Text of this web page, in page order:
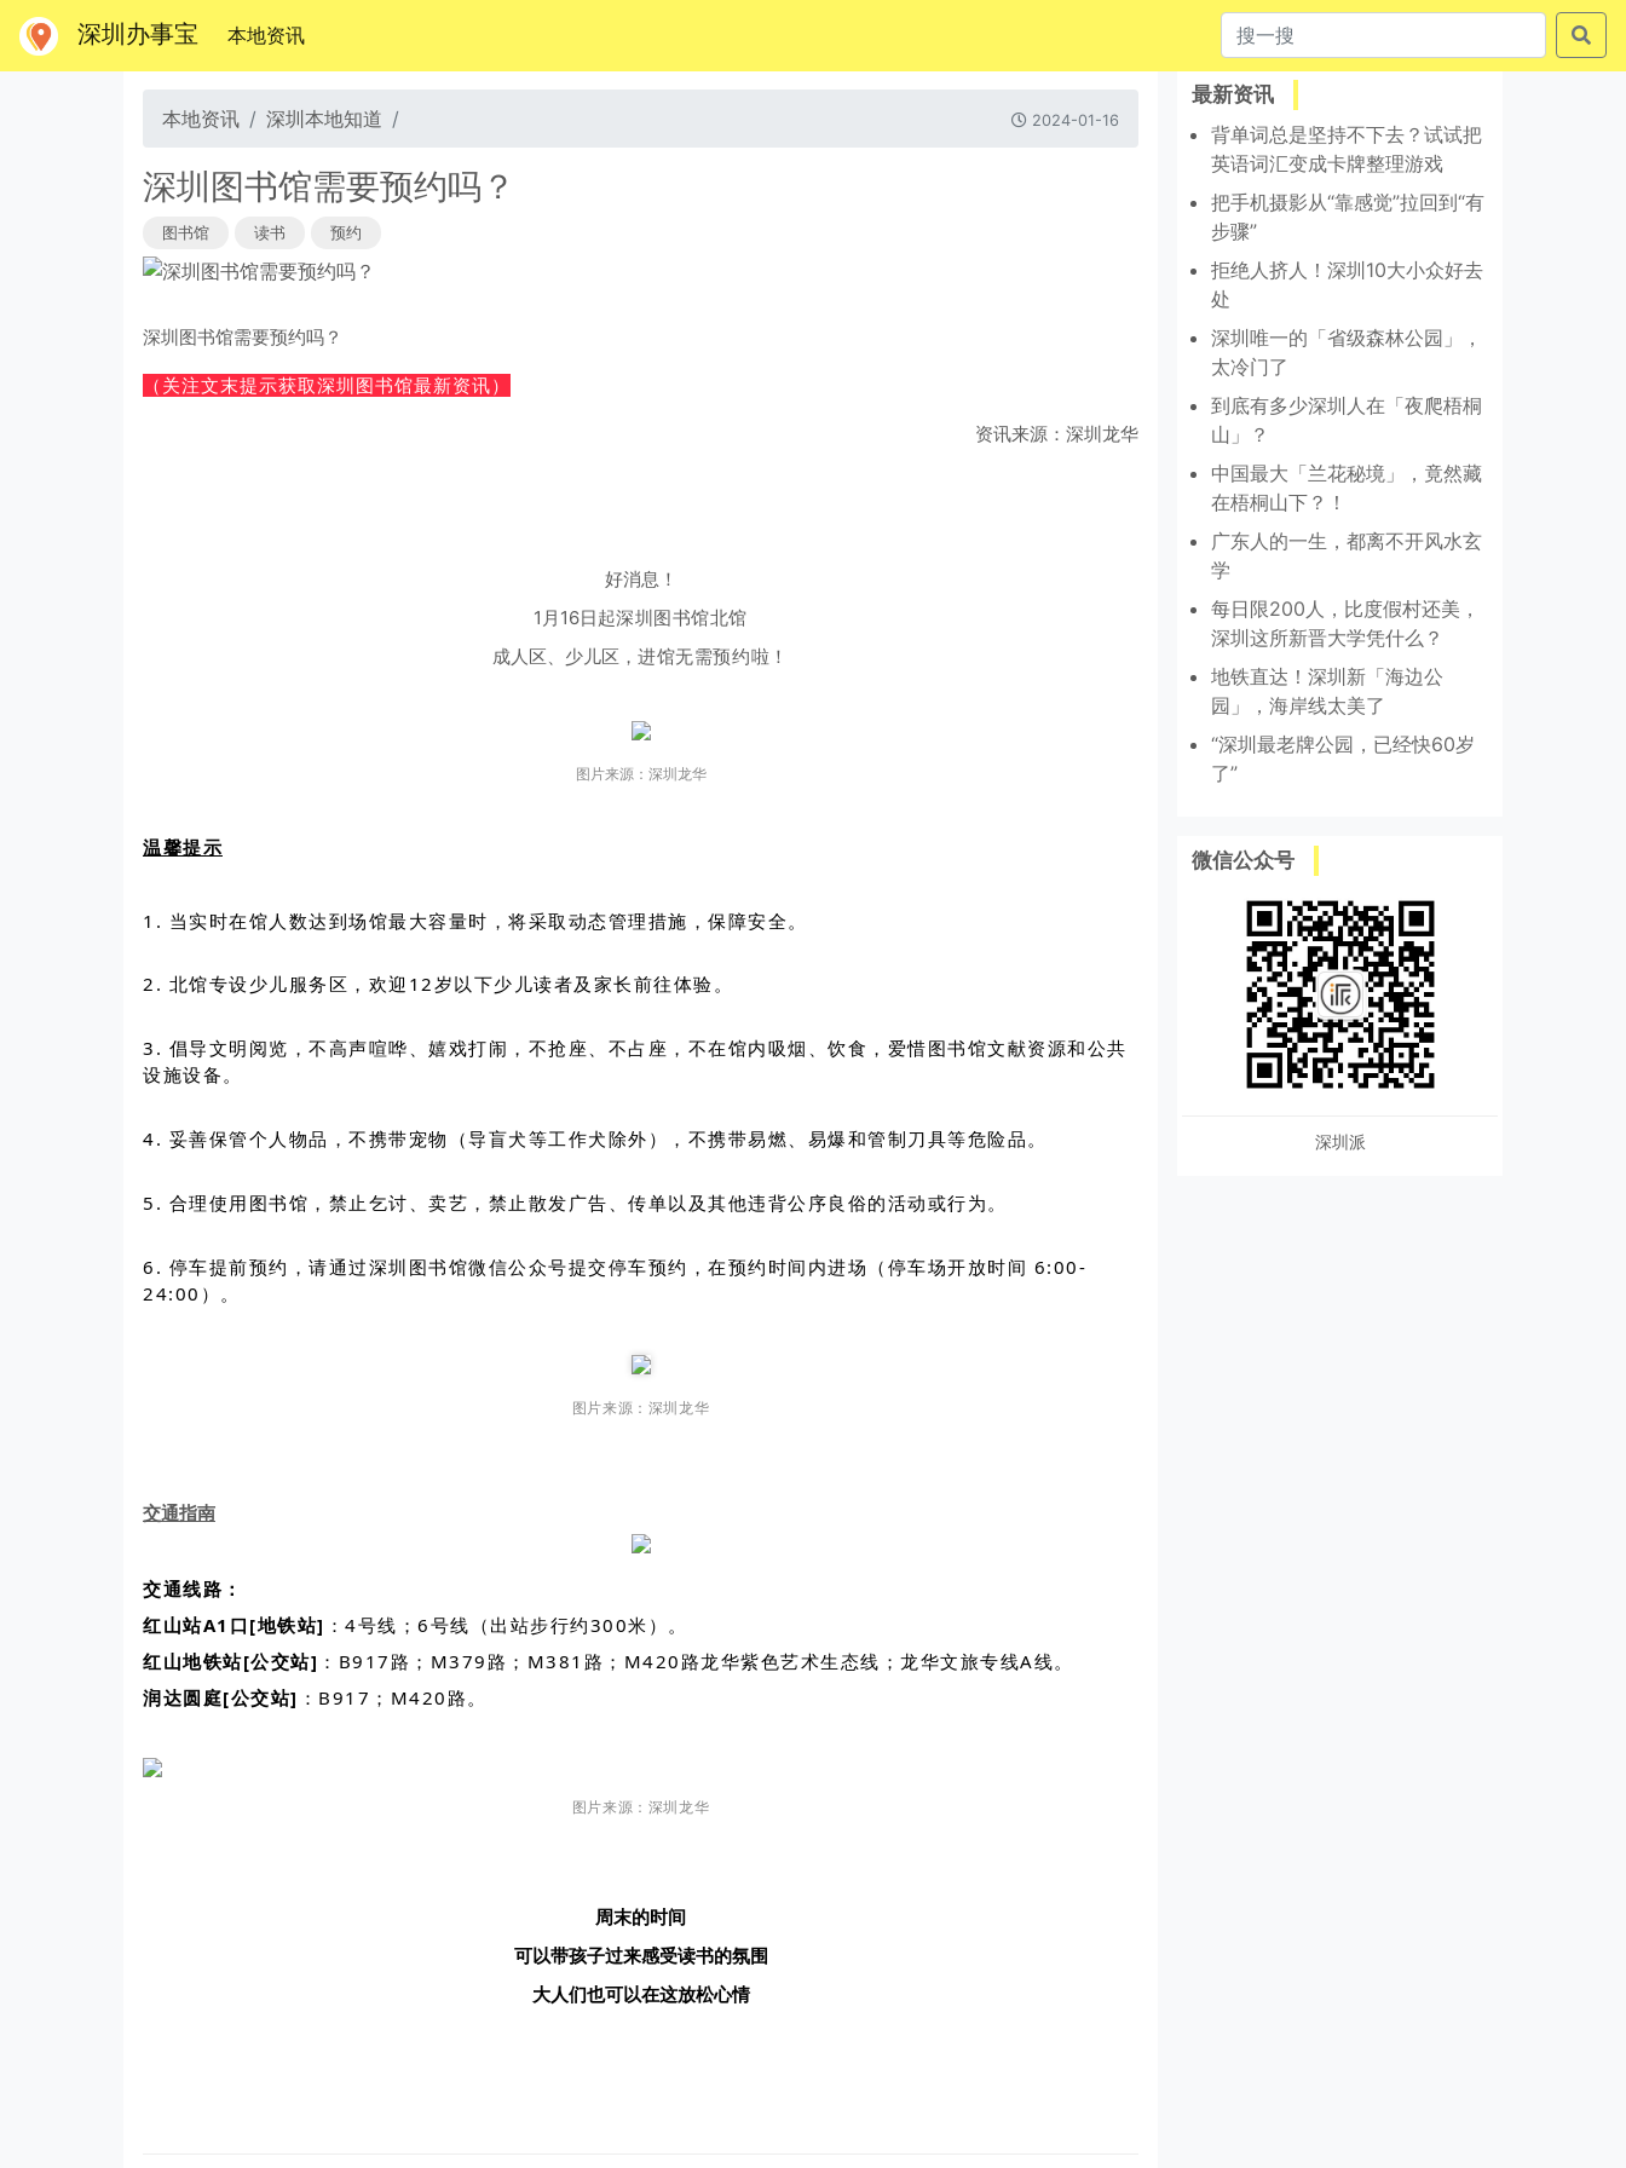
深圳办事宝 本地资讯(当前)
本地资讯 深圳本地知道 2024-01-16
深圳图书馆需要预约吗？
图书馆 读书 预约
深圳图书馆需要预约吗？
（关注文末提示获取深圳图书馆最新资讯）
资讯来源：深圳龙华
好消息！
1月16日起深圳图书馆北馆
成人区、少儿区，进馆无需预约啦！
图片来源：深圳龙华
温馨提示
1. 当实时在馆人数达到场馆最大容量时，将采取动态管理措施，保障安全。
2. 北馆专设少儿服务区，欢迎12岁以下少儿读者及家长前往体验。
3. 倡导文明阅览，不高声喧哗、嬉戏打闹，不抢座、不占座，不在馆内吸烟、饮食，爱惜图书馆文献资源和公共
设施设备。
4. 妥善保管个人物品，不携带宠物（导盲犬等工作犬除外），不携带易燃、易爆和管制刀具等危险品。
5. 合理使用图书馆，禁止乞讨、卖艺，禁止散发广告、传单以及其他违背公序良俗的活动或行为。
6. 停车提前预约，请通过深圳图书馆微信公众号提交停车预约，在预约时间内进场（停车场开放时间 6:00-
24:00）。
图片来源：深圳龙华
交通指南
交通线路：
红山站A1口[地铁站] ：4号线；6号线（出站步行约300米）。
红山地铁站[公交站] ：B917路；M379路；M381路；M420路龙华紫色艺术生态线；龙华文旅专线A线。
润达圆庭[公交站] ：B917；M420路。
图片来源：深圳龙华
周末的时间
可以带孩子过来感受读书的氛围
大人们也可以在这放松心情
最新资讯
背单词总是坚持不下去？试试把
英语词汇变成卡牌整理游戏
把手机摄影从“靠感觉”拉回到“有
步骤”
拒绝人挤人！深圳10大小众好去
处
深圳唯一的「省级森林公园」，
太冷门了
到底有多少深圳人在「夜爬梧桐
山」？
中国最大「兰花秘境」，竟然藏
在梧桐山下？！
广东人的一生，都离不开风水玄
学
每日限200人，比度假村还美，
深圳这所新晋大学凭什么？
地铁直达！深圳新「海边公
园」，海岸线太美了
“深圳最老牌公园，已经快60岁
了”
微信公众号
深圳派